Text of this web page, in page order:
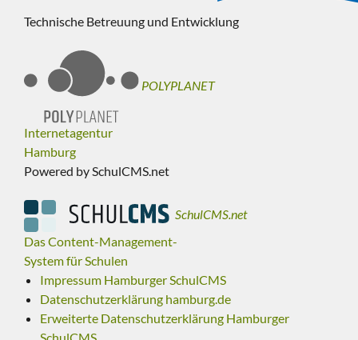
Technische Betreuung und Entwicklung
POLYPLANET
Internetagentur
Hamburg
Powered by SchulCMS.net
SchulCMS.net
Das Content-Management-
System für Schulen
Impressum Hamburger SchulCMS
Datenschutzerklärung hamburg.de
Erweiterte Datenschutzerklärung Hamburger